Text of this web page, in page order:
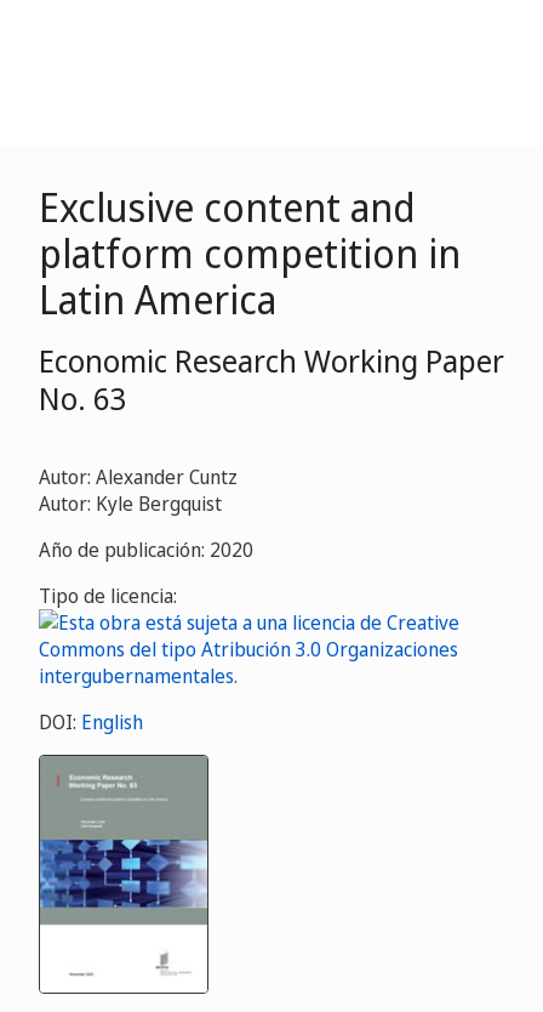
Exclusive content and
platform competition in
Latin America
Economic Research Working Paper
No. 63
Autor: Alexander Cuntz
Autor: Kyle Bergquist
Año de publicación: 2020
Tipo de licencia:
DOI: English